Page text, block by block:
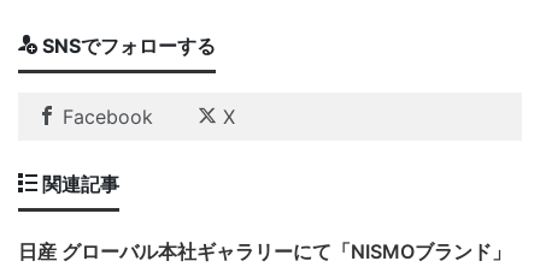
SNSでフォローする
Facebook X
関連記事
日産 グローバル本社ギャラリーにて「NISMOブランド」